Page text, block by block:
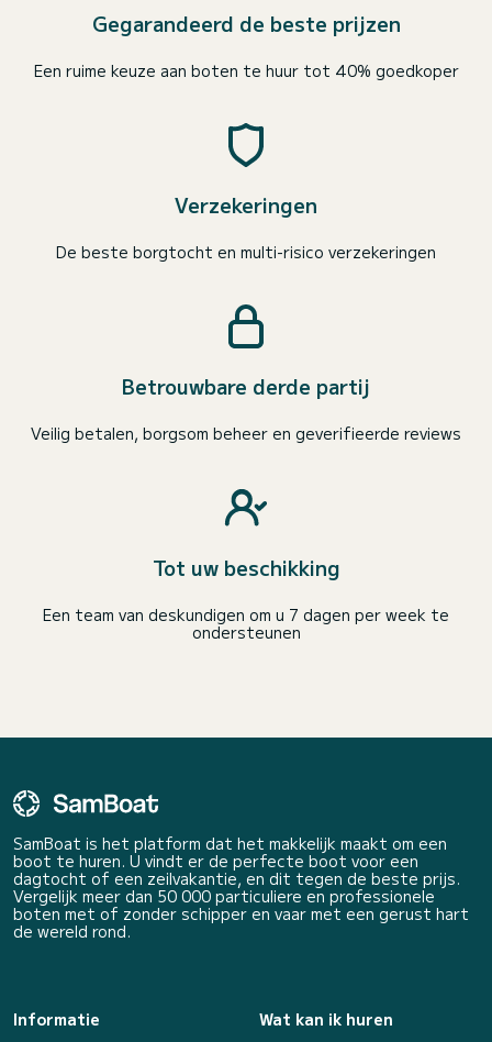
Gegarandeerd de beste prijzen
Een ruime keuze aan boten te huur tot 40% goedkoper
Verzekeringen
De beste borgtocht en multi-risico verzekeringen
Betrouwbare derde partij
Veilig betalen, borgsom beheer en geverifieerde reviews
Tot uw beschikking
Een team van deskundigen om u 7 dagen per week te
ondersteunen
SamBoat is het platform dat het makkelijk maakt om een
boot te huren. U vindt er de perfecte boot voor een
dagtocht of een zeilvakantie, en dit tegen de beste prijs.
Vergelijk meer dan 50 000 particuliere en professionele
boten met of zonder schipper en vaar met een gerust hart
de wereld rond.
Informatie
Wat kan ik huren